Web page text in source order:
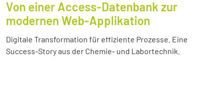
Von einer Access-Datenbank zur
modernen Web-Applikation
Digitale Transformation für effiziente Prozesse. Eine
Success-Story aus der Chemie- und Labortechnik.